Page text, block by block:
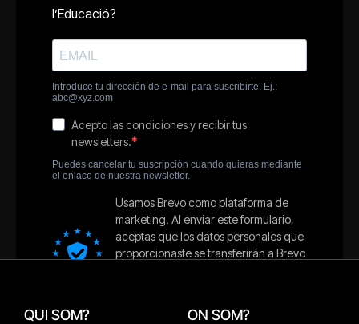
QUI SOM? ON SOM?